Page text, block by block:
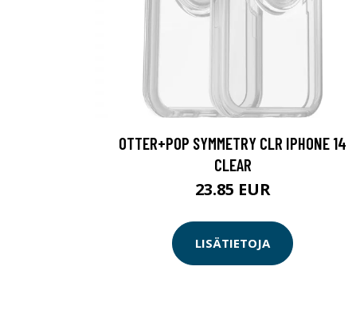
OTTER+POP SYMMETRY CLR IPHONE 14
CLEAR
23.85 EUR
LISÄTIETOJA